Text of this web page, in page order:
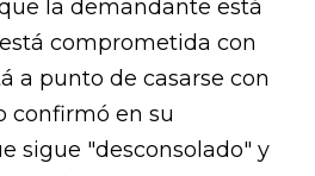
la demandante está
comprometida con
a punto de casarse con
confirmó en su
sigue "desconsolado" y